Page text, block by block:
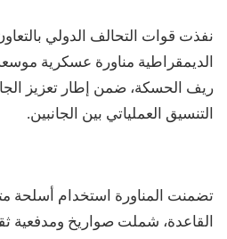
نفذت قوات التحالف الدولي
الديمقراطية مناورة عسكرية
ريف الحسكة، ضمن إطار تعزيز
التنسيق العملياتي بين الجانبين.
تضمنت المناورة استخدام أسلحة
القاعدة، شملت صواريخ ومدفعية